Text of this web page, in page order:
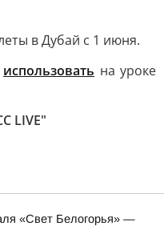
в Дубай с 1 июня.
использовать на уроке
LIVE"
«Свет Белогорья» —